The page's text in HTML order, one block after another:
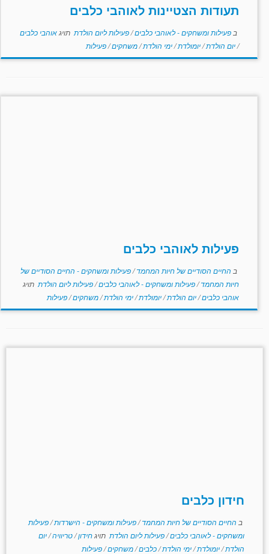
תעודות הצטיינות לאוהבי כלבים
ב פעילות ומשחקים - לאוהבי כלבים/פעילות ליום הולדת תויגאוהבי כלבים
/יום הולדת/יומולדת/ימי הולדת/משחקים/פעילות
פעילות לאוהבי כלבים
ב החיים הסודיים של חיות המחמד/פעילות ומשחקים - החיים הסודיים של
חיות המחמד/פעילות ומשחקים - לאוהבי כלבים/פעילות ליום הולדת תויג
אוהבי כלבים/יום הולדת/יומולדת/ימי הולדת/משחקים/פעילות
חידון כלבים
ב החיים הסודיים של חיות המחמד/פעילות ומשחקים - הישרדות/פעילות
ומשחקים - לאוהבי כלבים/פעילות ליום הולדת תויגחידון/טריוויה/יום
הולדת/יומולדת/ימי הולדת/כלבים/משחקים/פעילות